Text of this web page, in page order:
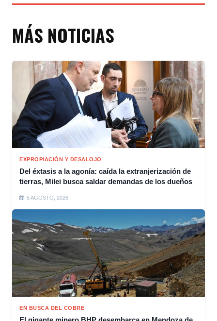
MÁS NOTICIAS
EXPROPIACIÓN Y DESALOJO
Del éxtasis a la agonía: caída la extranjerización de
tierras, Milei busca saldar demandas de los dueños
5 AGOSTO, 2026
EN BUSCA DEL COBRE